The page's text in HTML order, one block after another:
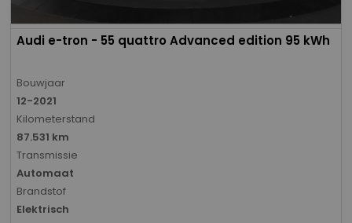
Audi e-tron - 55 quattro Advanced edition 95 kWh
Bouwjaar
12-2021
Kilometerstand
87.531 km
Transmissie
Automaat
Brandstof
Elektrisch